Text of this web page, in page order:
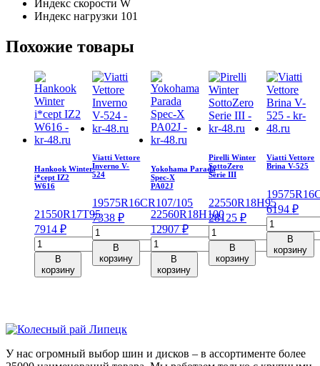
Индекс скорости W
Индекс нагрузки 101
Похожие товары
Hankook Winter
i*cept IZ2
W616
21550R17T95
7914 ₽
Количество
товара
Hankook
Winter
215/50/R17
T
В
корзину
Viatti Vettore
Inverno V-
524
19575R16CR107/105
7338₽
Количество
товара
Viatti
Vettore
107/105
В
корзину
Yokohama Parada
Spec-X
PA02J
22560R18H100
12907₽
Количество
товара
Yokohama
Parada
H
В
корзину
Pirelli Winter
SottoZero
Serie III
22550R18H95
28125 ₽
Количество
товара
Pirelli
Winter
В
корзину
Viatti Vettore
Brina V-525
19575
6194₽
товара
Viatti
Vettore
В
корзину
У нас огромный выбор шин и дисков – в ассортименте более